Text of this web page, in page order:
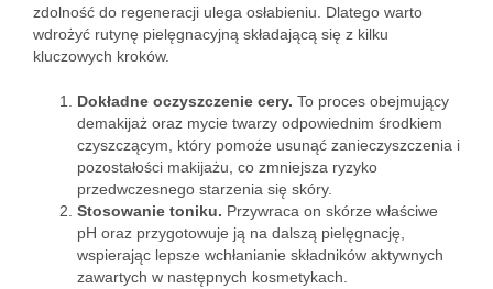
zdolność do regeneracji ulega osłabieniu. Dlatego warto
wdrożyć rutynę pielęgnacyjną składającą się z kilku
kluczowych kroków.
Dokładne oczyszczenie cery. To proces obejmujący
demakijaż oraz mycie twarzy odpowiednim środkiem
czyszczącym, który pomoże usunąć zanieczyszczenia i
pozostałości makijażu, co zmniejsza ryzyko
przedwczesnego starzenia się skóry.
Stosowanie toniku. Przywraca on skórze właściwe
pH oraz przygotowuje ją na dalszą pielęgnację,
wspierając lepsze wchłanianie składników aktywnych
zawartych w następnych kosmetykach.